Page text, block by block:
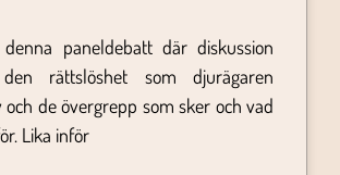
paneldebatt där diskussion
rättslöshet som djurägaren
de övergrepp som sker och vad
Lika inför